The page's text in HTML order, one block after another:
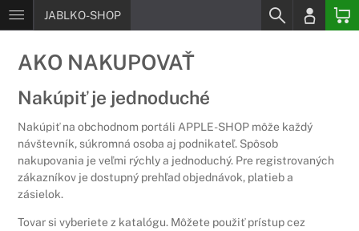
JABLKO-SHOP
AKO NAKUPOVAŤ
Nakúpiť je jednoduché
Nakúpiť na obchodnom portáli APPLE-SHOP môže každý
návštevník, súkromná osoba aj podnikateľ. Spôsob
nakupovania je veľmi rýchly a jednoduchý. Pre registrovaných
zákazníkov je dostupný prehľad objednávok, platieb a
zásielok.
Tovar si vyberiete z katalógu. Môžete použiť prístup cez